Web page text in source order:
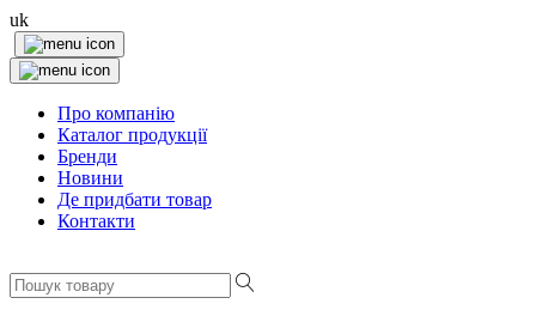
uk
Про компанію
Каталог продукції
Бренди
Новини
Де придбати товар
Контакти